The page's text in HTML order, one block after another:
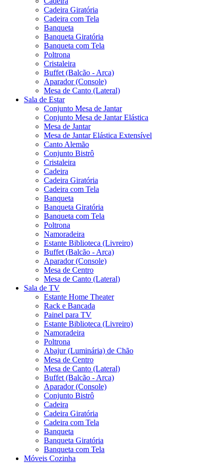
Cadeira Giratória
Cadeira com Tela
Banqueta
Banqueta Giratória
Banqueta com Tela
Poltrona
Cristaleira
Buffet (Balcão - Arca)
Aparador (Console)
Mesa de Canto (Lateral)
Sala de Estar
Conjunto Mesa de Jantar
Conjunto Mesa de Jantar Elástica
Mesa de Jantar
Mesa de Jantar Elástica Extensível
Canto Alemão
Conjunto Bistrô
Cristaleira
Cadeira
Cadeira Giratória
Cadeira com Tela
Banqueta
Banqueta Giratória
Banqueta com Tela
Poltrona
Namoradeira
Estante Biblioteca (Livreiro)
Buffet (Balcão - Arca)
Aparador (Console)
Mesa de Centro
Mesa de Canto (Lateral)
Sala de TV
Estante Home Theater
Rack e Bancada
Painel para TV
Estante Biblioteca (Livreiro)
Namoradeira
Poltrona
Abajur (Luminária) de Chão
Mesa de Centro
Mesa de Canto (Lateral)
Buffet (Balcão - Arca)
Aparador (Console)
Conjunto Bistrô
Cadeira
Cadeira Giratória
Cadeira com Tela
Banqueta
Banqueta Giratória
Banqueta com Tela
Móveis Cozinha